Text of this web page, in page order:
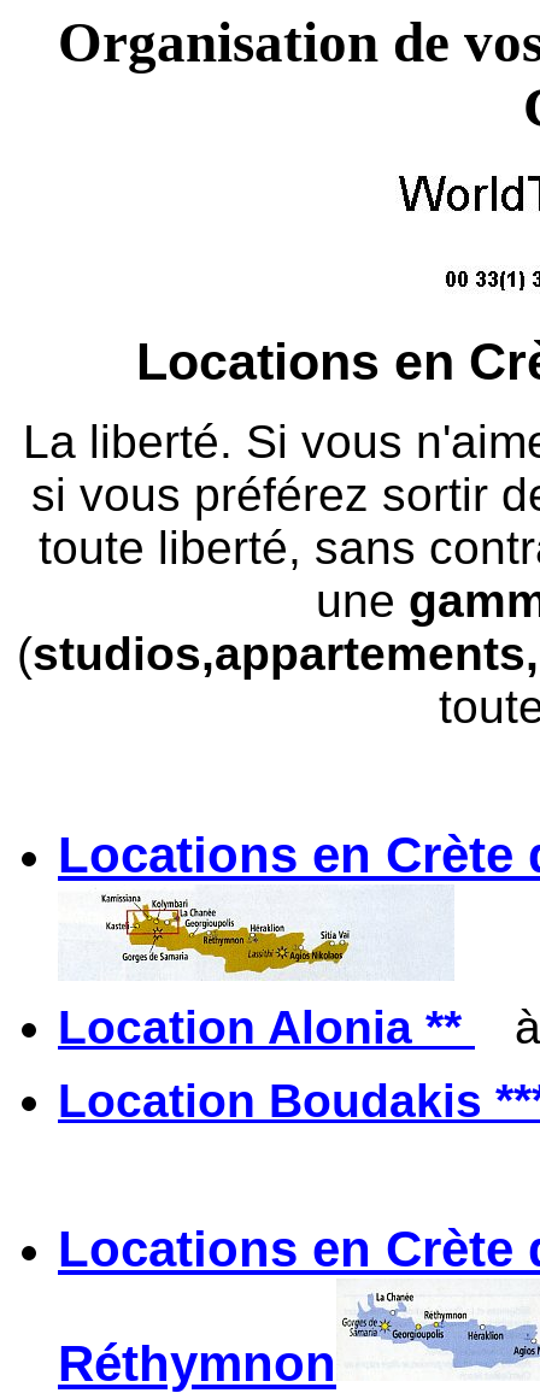
Organisation de
Locations en
La liberté. Si vous
si vous préférez sortir
toute liberté, sans
une
(
Locations en Crète
Location Alonia **
Location Boudakis
Locations en Crète
Réthymnon